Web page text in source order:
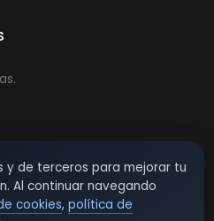
y de terceros para mejorar tu
Al continuar navegando
cookies, política de